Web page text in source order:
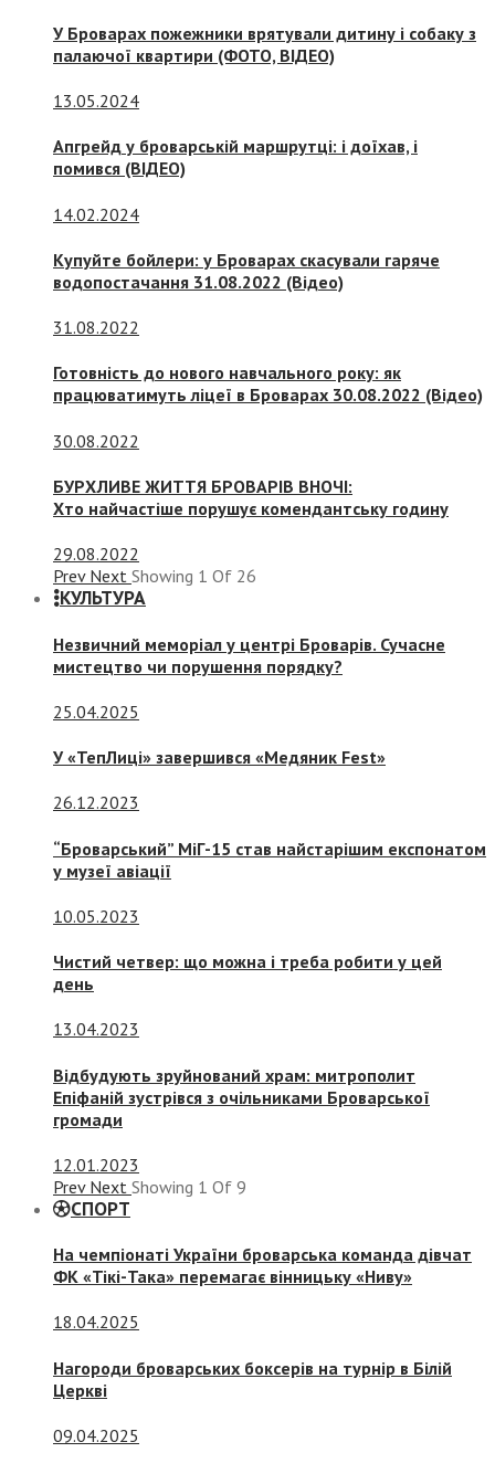
У Броварах пожежники врятували дитину і собаку з
палаючої квартири (ФОТО, ВІДЕО)
13.05.2024
Апгрейд у броварській маршрутці: і доїхав, і
помився (ВІДЕО)
14.02.2024
Купуйте бойлери: у Броварах скасували гаряче
водопостачання 31.08.2022 (Відео)
31.08.2022
Готовність до нового навчального року: як
працюватимуть ліцеї в Броварах 30.08.2022 (Відео)
30.08.2022
БУРХЛИВЕ ЖИТТЯ БРОВАРІВ ВНОЧІ:
Хто найчастіше порушує комендантську годину
29.08.2022
Prev Next Showing 1 Of 26
КУЛЬТУРА
Незвичний меморіал у центрі Броварів. Сучасне
мистецтво чи порушення порядку?
25.04.2025
У «ТепЛиці» завершився «Медяник Fest»
26.12.2023
“Броварський” МіГ-15 став найстарішим експонатом
у музеї авіації
10.05.2023
Чистий четвер: що можна і треба робити у цей
день
13.04.2023
Відбудують зруйнований храм: митрополит
Епіфаній зустрівся з очільниками Броварської
громади
12.01.2023
Prev Next Showing 1 Of 9
СПОРТ
На чемпіонаті України броварська команда дівчат
ФК «Тікі-Така» перемагає вінницьку «Ниву»
18.04.2025
Нагороди броварських боксерів на турнір в Білій
Церкві
09.04.2025